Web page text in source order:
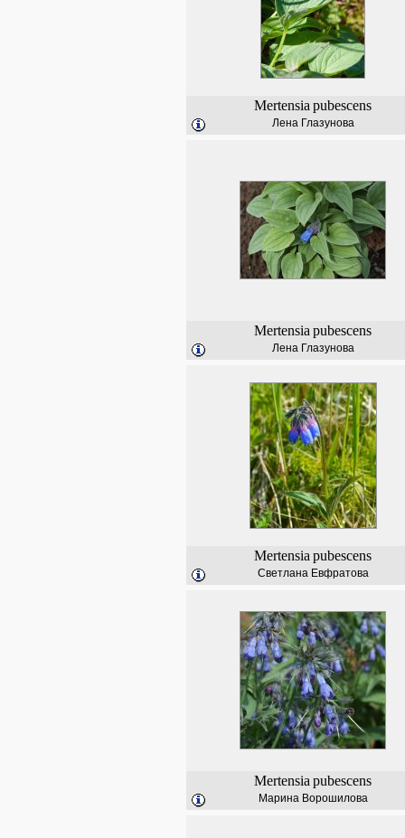
Mertensia pubescens
Лена Глазунова
Mertensia pubescens
Лена Глазунова
Mertensia pubescens
Светлана Евфратова
Mertensia pubescens
Марина Ворошилова